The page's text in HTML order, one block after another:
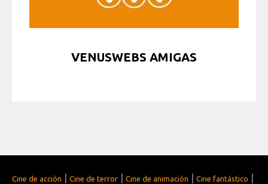
VENUSWEBS AMIGAS
Cine de acción | Cine de terror | Cine de animación | Cine fantástico |